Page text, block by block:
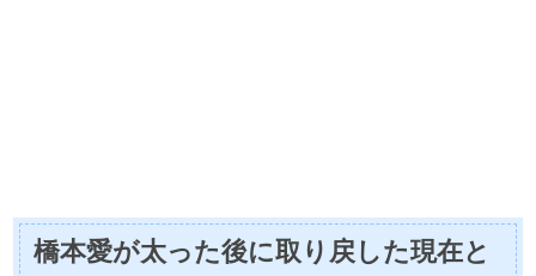
橋本愛が太った後に取り戻した現在と